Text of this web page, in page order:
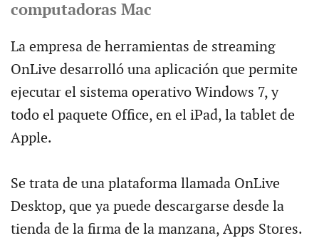
computadoras Mac
La empresa de herramientas de streaming
OnLive desarrolló una aplicación que permite
ejecutar el sistema operativo Windows 7, y
todo el paquete Office, en el iPad, la tablet de
Apple.
Se trata de una plataforma llamada OnLive
Desktop, que ya puede descargarse desde la
tienda de la firma de la manzana, Apps Stores.